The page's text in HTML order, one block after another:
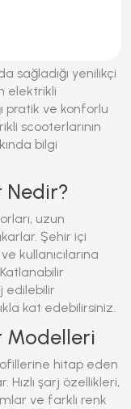
sağladığı yenilikçi
elektrikli
pratik ve konforlu
scooterlarının
bilgi
Nedir?
uzun
Şehir içi
kullanıcılarına
edilebilir
kat edebilirsiniz.
Modelleri
hitap eden
şarj özellikleri,
ve farklı renk